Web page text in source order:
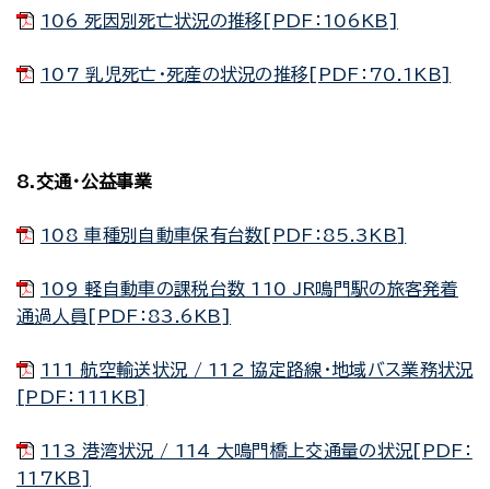
106 死因別死亡状況の推移[PDF：106KB]
107 乳児死亡・死産の状況の推移[PDF：70.1KB]
8.交通・公益事業
108 車種別自動車保有台数[PDF：85.3KB]
109 軽自動車の課税台数 110 JR鳴門駅の旅客発着
通過人員[PDF：83.6KB]
111 航空輸送状況 / 112 協定路線・地域バス業務状況
[PDF：111KB]
113 港湾状況 / 114 大鳴門橋上交通量の状況[PDF：
117KB]